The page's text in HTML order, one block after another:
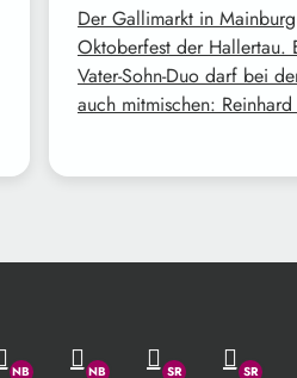
Der Gallimarkt in
Oktoberfest der Hallertau.
Vater-Sohn-Duo darf bei
auch mitmischen: